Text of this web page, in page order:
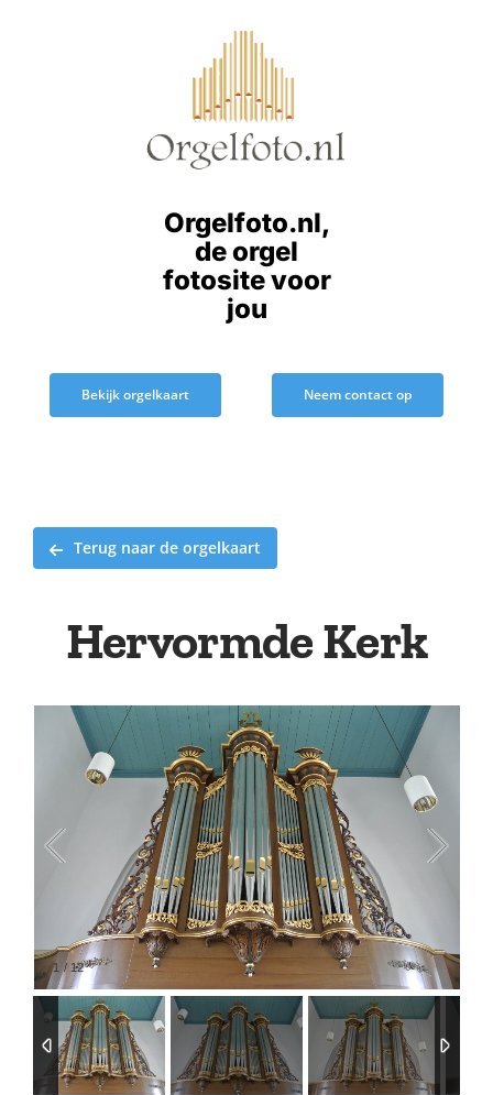
Orgelfoto.nl,
de orgel
fotosite voor
jou
Bekijk orgelkaart Neem contact op
Terug naar de orgelkaart
Hervormde Kerk
1 /12